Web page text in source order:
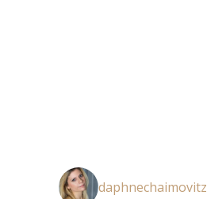
daphnechaimovitz